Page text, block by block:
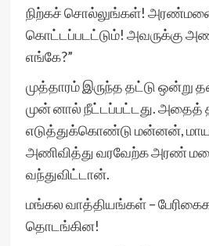
நிற்கச் சொல்லுங்கள்!
கொட்டப்படட்டும்! அவருக்கு
எங்கே?”
முத்தாரம் இருந்த தட்டு ஒன்று
முன் னால் நீட்டப்பட்டது. அதைத்
எடுத்துக்கொண்டு மன்னன்,
அணிவித்து வரவேற்க அரண்
வந்துவிட்டான்.
மங்கல வாத்தியங்கள் –
தொடங்கின!